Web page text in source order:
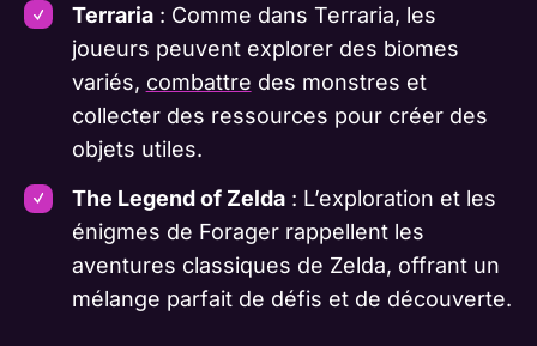
Terraria: Comme dans Terraria, les
joueurs peuvent explorer des biomes
variés, combattre des monstres et
collecter des ressources pour créer des
objets utiles.
The Legend of Zelda: L’exploration et les
énigmes de Forager rappellent les
aventures classiques de Zelda, offrant un
mélange parfait de défis et de découverte.